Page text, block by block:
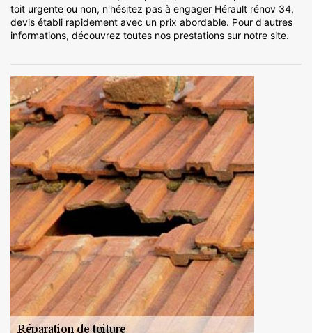
toit urgente ou non, n'hésitez pas à engager Hérault rénov 34,
devis établi rapidement avec un prix abordable. Pour d'autres
informations, découvrez toutes nos prestations sur notre site.